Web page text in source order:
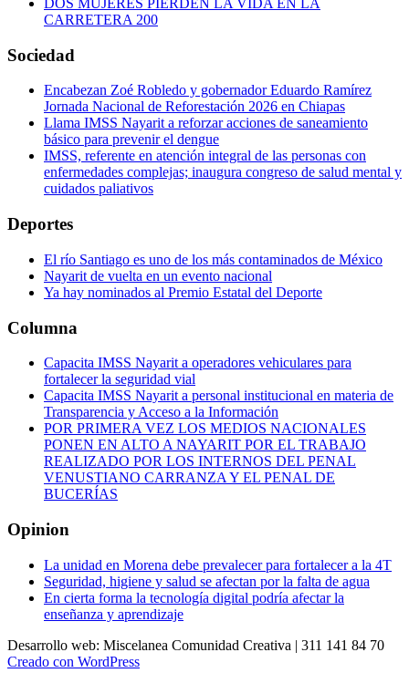
DOS MUJERES PIERDEN LA VIDA EN LA
CARRETERA 200
Sociedad
Encabezan Zoé Robledo y gobernador Eduardo Ramírez
Jornada Nacional de Reforestación 2026 en Chiapas
Llama IMSS Nayarit a reforzar acciones de saneamiento
básico para prevenir el dengue
IMSS, referente en atención integral de las personas con
enfermedades complejas; inaugura congreso de salud mental y
cuidados paliativos
Deportes
El río Santiago es uno de los más contaminados de México
Nayarit de vuelta en un evento nacional
Ya hay nominados al Premio Estatal del Deporte
Columna
Capacita IMSS Nayarit a operadores vehiculares para
fortalecer la seguridad vial
Capacita IMSS Nayarit a personal institucional en materia de
Transparencia y Acceso a la Información
POR PRIMERA VEZ LOS MEDIOS NACIONALES
PONEN EN ALTO A NAYARIT POR EL TRABAJO
REALIZADO POR LOS INTERNOS DEL PENAL
VENUSTIANO CARRANZA Y EL PENAL DE
BUCERÍAS
Opinion
La unidad en Morena debe prevalecer para fortalecer a la 4T
Seguridad, higiene y salud se afectan por la falta de agua
En cierta forma la tecnología digital podría afectar la
enseñanza y aprendizaje
Desarrollo web: Miscelanea Comunidad Creativa | 311 141 84 70
Creado con WordPress